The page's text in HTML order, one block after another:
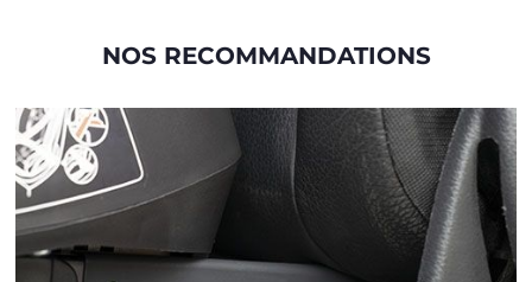
NOS RECOMMANDATIONS